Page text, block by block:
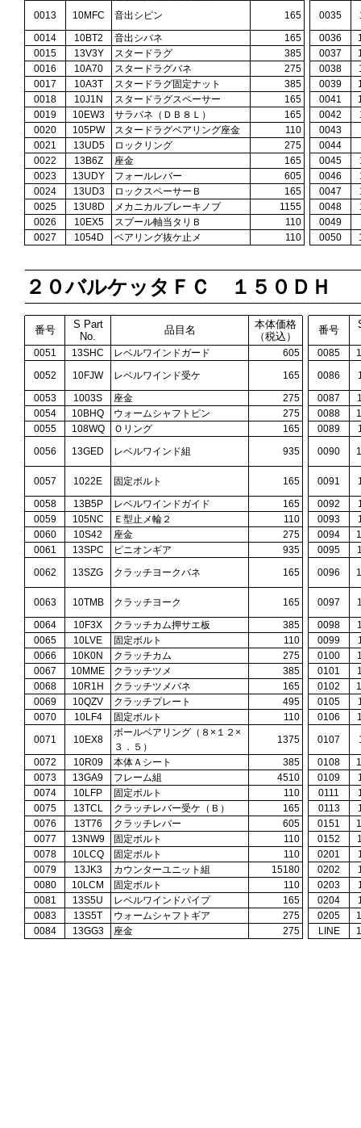
0013
10MFC 音出シピン 165 0035
0014
10BT2 音出シバネ 165 0036
0015
13V3Y スタードラグ 385 0037
0016
10A70 スタードラグバネ 275 0038
0017
10A3T スタードラグ固定ナット 385 0039
0018
10J1N スタードラグスペーサー 165 0041
0019
10EW3 サラバネ（ＤＢ８Ｌ） 165 0042
0020
105PW スタードラグベアリング座金 110 0043
0021
13UD5 ロックリング 275 0044
0022
13B6Z 座金 165 0045
0023
13UDY フォールレバー 605 0046
0024
13UD3 ロックスペーサーＢ 165 0047
0025
13U8D メカニカルブレーキノブ 1155 0048
0026
10EX5 スプール軸当タリＢ 110 0049
0027
1054D ベアリング抜ケ止メ 110 0050
２０バルケッタＦＣ １５０ＤＨ
番号
S Part
No.
品目名
本体価格
（税込）
番号
0051 13SHC レベルワインドガード 605 0085
0052
10FJW レベルワインド受ケ 165 0086
0053
1003S 座金 275 0087
0054
10BHQ ウォームシャフトピン 275 0088
0055
108WQ Ｏリング 165 0089
0056
13GED レベルワインド組 935 0090
0057 1022E 固定ボルト 165 0091
0058
13B5P レベルワインドガイド 165 0092
0059
105NC Ｅ型止メ輪２ 110 0093
0060
10S42 座金 275 0094
0061
13SPC ピニオンギア 935 0095
0062
13SZG クラッチヨークバネ 165 0096
0063 10TMB クラッチヨーク 165 0097
0064
10F3X クラッチカム押サエ板 385 0098
0065
10LVE 固定ボルト 110 0099
0066
10K0N クラッチカム 275 0100
0067
10MME クラッチツメ 385 0101
0068
10R1H クラッチツメバネ 165 0102
0069
10QZV クラッチプレート 495 0105
0070
10LF4 固定ボルト 110 0106
0071
10EX8
ボールベアリング（８×１２×
３．５）
1375 0107
0072
10R09 本体Ａシート 385 0108
0073
13GA9 フレーム組 4510 0109
0074
10LFP 固定ボルト 110 0111
0075
13TCL クラッチレバー受ケ（Ｂ） 165 0113
0076
13T76 クラッチレバー 605 0151
0077
13NW9 固定ボルト 110 0152
0078
10LCQ 固定ボルト 110 0201
0079
13JK3 カウンターユニット組 15180 0202
0080
10LCM 固定ボルト 110 0203
0081
13S5U レベルワインドパイプ 165 0204
0083
13S5T ウォームシャフトギア 275 0205
0084
13GG3 座金 275 LINE